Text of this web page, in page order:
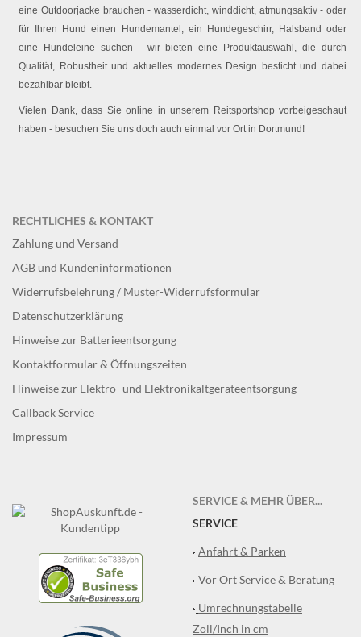
eine Outdoorjacke brauchen - wasserdicht, winddicht, atmungsaktiv - oder
für Ihren Hund einen Hundemantel, ein Hundegeschirr, Halsband oder
eine Hundeleine suchen - wir bieten eine Produktauswahl, die durch
Qualität, Robustheit und aktuelles modernes Design besticht und dabei
bezahlbar bleibt.
Vielen Dank, dass Sie online in unserem Reitsportshop vorbeigeschaut
haben - besuchen Sie uns doch auch einmal vor Ort in Dortmund!
RECHTLICHES & KONTAKT
Zahlung und Versand
AGB und Kundeninformationen
Widerrufsbelehrung / Muster-Widerrufsformular
Datenschutzerklärung
Hinweise zur Batterieentsorgung
Kontaktformular & Öffnungszeiten
Hinweise zur Elektro- und Elektronikaltgeräteentsorgung
Callback Service
Impressum
SERVICE & MEHR ÜBER...
SERVICE
Anfahrt & Parken
Vor Ort Service & Beratung
Umrechnungstabelle
Zoll/Inch in cm